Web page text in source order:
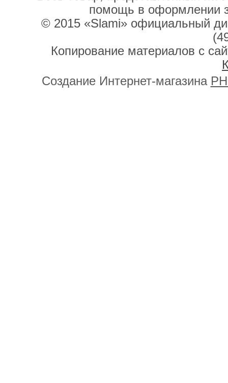
помощь в оформлении
© 2015 «Slami» официальный
Копирование материалов с
Создание Интернет-магазина